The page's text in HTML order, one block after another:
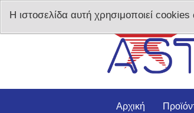
Αρχική
Η ιστοσελίδα αυτή χρησιμοποιεί